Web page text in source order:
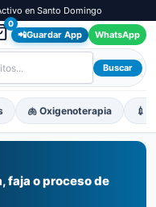
en Santo Domingo
0
📲Guardar App WhatsApp
Buscar
🫁 Oxigenoterapia 💉
faja o proceso de